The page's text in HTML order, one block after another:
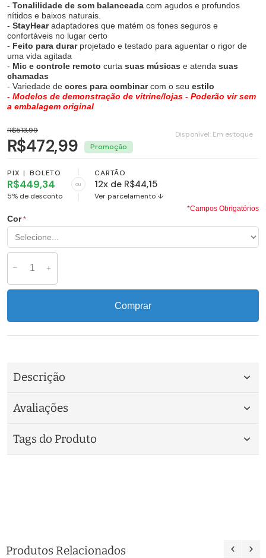
- Tonalilidade de som balanceada com agudos e profundos
nítidos e baixos naturais.
- StayHearadaptadores que matém os fones seguros e
confortáveis no lugar certo
- Feito para durarprojetado e testado para aguentar o rigor de
uma vida agitada
- Mic e controle remoto curta suas músicas e atenda suas
chamadas
- Variedade de cores para combinarcom o seu estilo
- Modelos de demonstração de vitrine/lojas - Poderão vir sem
a embalagem original
Disponível: Em estoque
R$513,99
R$472,99
PIX | BOLETO
R$449,34
5% de desconto
ou
CARTÃO
12x de R$44,15
Ver parcelamento ↓
Cor
*Campos Obrigatórios
Comprar
Descrição
Avaliações
Tags do Produto
Produtos Relacionados